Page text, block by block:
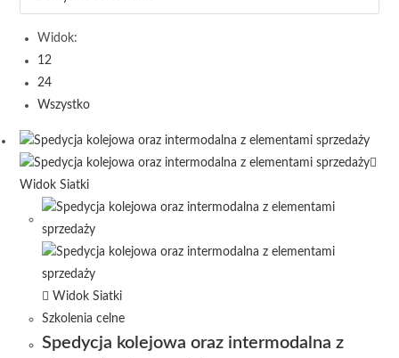
Widok:
12
24
Wszystko
Widok Siatki
Widok Siatki
Szkolenia celne
Spedycja kolejowa oraz intermodalna z